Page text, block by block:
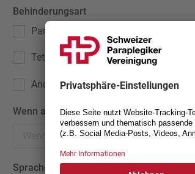
Behinderungsart
Paraplegie
Tetraplegie
Andere
Wenn andere, welche Behinderungsart
Sprachen (mehrere möglich)